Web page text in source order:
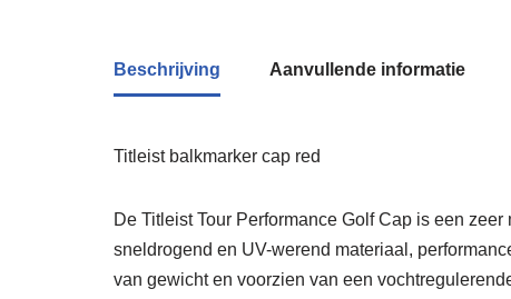
Beschrijving Aanvullende informatie
Titleist balkmarker cap red
De Titleist Tour Performance Golf Cap is een
sneldrogend en UV-werend materiaal,
van gewicht en voorzien van een